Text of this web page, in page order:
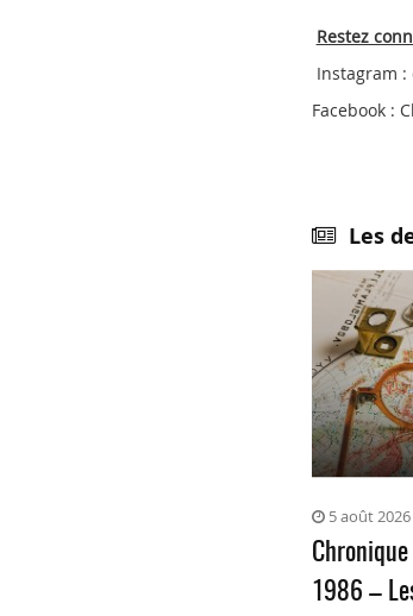
Restez
Instagram :
Facebook :
Les
5 août 2026
1986 –